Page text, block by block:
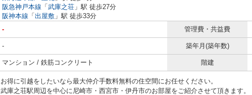
阪急神戸本線 「 武庫之荘 」駅 徒歩27分
阪神本線 「 出屋敷 」駅 徒歩33分
- 管理費・共益費
- 築年月(築年数)
マンション / 鉄筋コンクリート 階建
お得に引越をしたいなら最大仲介手数料無料の住空間にお任せください。
武庫之荘駅周辺を中心に尼崎市・西宮市・伊丹市のお部屋をご紹介させて頂きます。